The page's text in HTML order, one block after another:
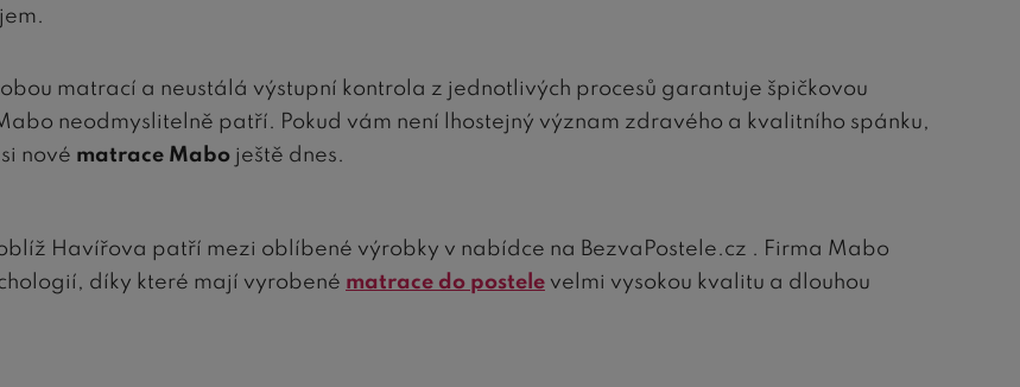
matrací a neustálá výstupní kontrola z jednotlivých procesů garantuje špičkovou
neodmyslitelně patří. Pokud vám není lhostejný význam zdravého a kvalitního spánku,
nové matrace Mabo ještě dnes.
Havířova patří mezi oblíbené výrobky v nabídce na BezvaPostele.cz . Firma Mabo
díky které mají vyrobené matrace do postele velmi vysokou kvalitu a dlouhou